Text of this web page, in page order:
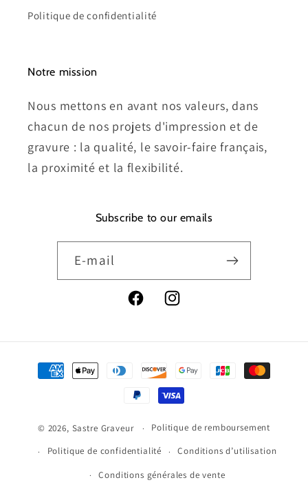
Politique de confidentialité
Notre mission
Nous mettons en avant nos valeurs, dans
chacun de nos projets d'impression et de
gravure : la qualité, le savoir-faire français,
la proximité et la flexibilité.
Subscribe to our emails
E-mail
FacebookInstagram
Moyens
de
© 2026, Sastre Graveur Politique de remboursement
Politique de confidentialité Conditions d’utilisation
Conditions générales de vente